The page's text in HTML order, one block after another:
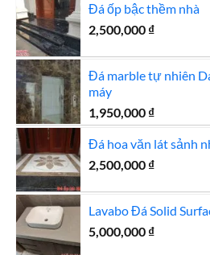
Đá ốp bậc thềm nhà
2,500,000 ₫
Đá marble tự nhiên
máy
1,950,000 ₫
Đá hoa văn lát sảnh
2,500,000 ₫
Lavabo Đá Solid
5,000,000 ₫